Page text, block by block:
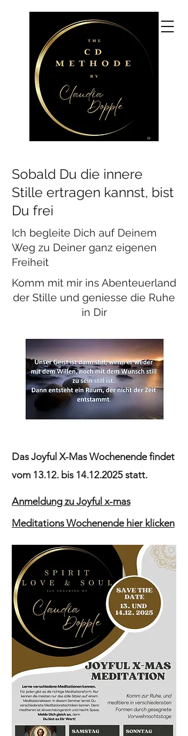
CLAUDIA DOPPLE
CDM Coaching und Beratung,
CDM Seminare, 3+
Praxisgruppen
Sobald Du die innere
Stille ertragen kannst, bist
Du frei
Ich begleite Dich auf Deinem
Weg zu Deiner ganz eigenen
Freiheit
Komm mit mir ins Abenteuerland
der Stille und geniesse die Ruhe
in Dir
Das Joyful X-Mas Wochenende findet
vom 13.12. bis 14.12.2025 statt.
Anmeldung zu Joyful x-mas
Meditations Wochenende hier klicken